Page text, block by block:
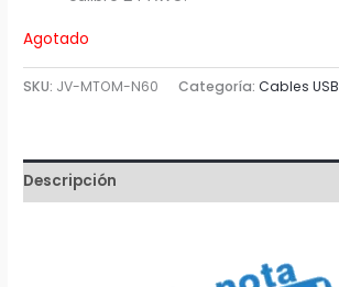
Agotado
SKU: JV-MTOM-N60 Categoría:Cables USB
Descripción